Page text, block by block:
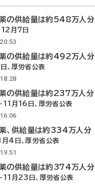
薬の供給量は約548万人分
月7日
薬の供給量は約492万人分
、厚労省公表
薬の供給量は約237万人分
月16日、厚労省公表
、供給量は約334万人分
4日、厚労省公表
薬の供給量は約374万人分
月23日、厚労省公表